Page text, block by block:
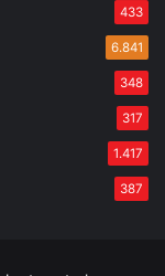
433
6.841
348
317
1.417
387